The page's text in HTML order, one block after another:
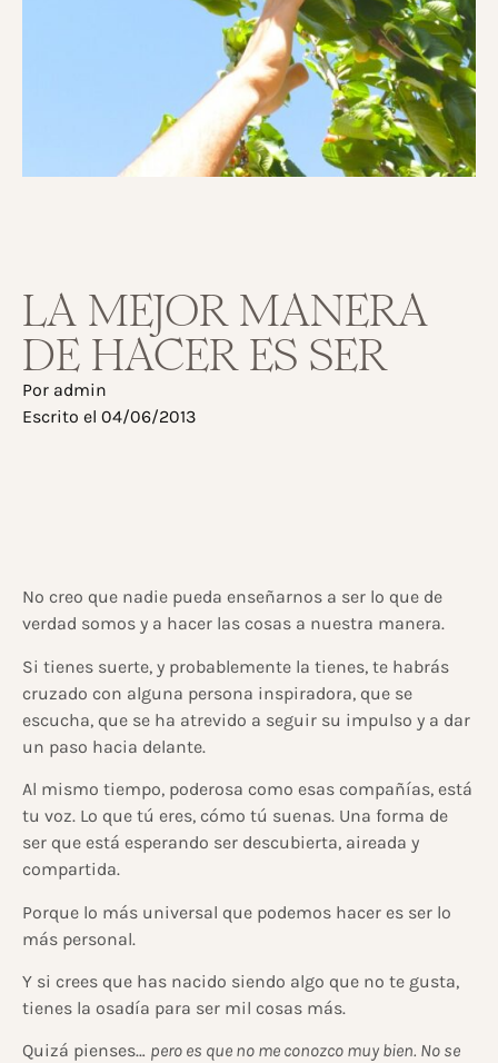
LA MEJOR MANERA
DE HACER ES SER
Por admin
Escrito el 04/06/2013
No creo que nadie pueda enseñarnos a ser lo que de
verdad somos y a hacer las cosas a nuestra manera.
Si tienes suerte, y probablemente la tienes, te habrás
cruzado con alguna persona inspiradora, que se
escucha, que se ha atrevido a seguir su impulso y a dar
un paso hacia delante.
Al mismo tiempo, poderosa como esas compañías, está
tu voz. Lo que tú eres, cómo tú suenas. Una forma de
ser que está esperando ser descubierta, aireada y
compartida.
Porque lo más universal que podemos hacer es ser lo
más personal.
Y si crees que has nacido siendo algo que no te gusta,
tienes la osadía para ser mil cosas más.
Quizá pienses… pero es que no me conozco muy bien. No se